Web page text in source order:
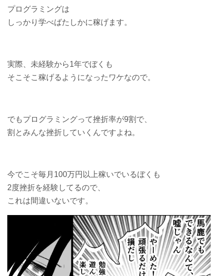
プログラミングは
しっかり学べばたしかに稼げます。
実際、未経験から1年でぼくも
そこそこ稼げるようになったワケなので。
でもプログラミングって挫折率が9割で、
割とみんな挫折していくんですよね。
今でこそ毎月100万円以上稼いでいるぼくも
2度挫折を経験してるので、
これは間違いないです。